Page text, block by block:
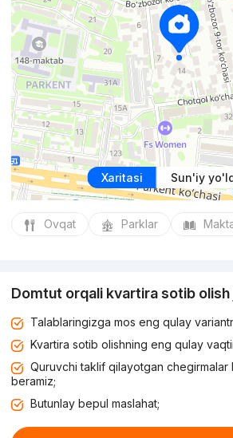
Xaritasi Sun'iy
Ovqat Parklar
Domtut orqali kvartira sotib olish
Talablaringizga mos eng qulay
Kvartira sotib olishning eng qulay
Quruvchi taklif qilayotgan chegirmalar
beramiz;
Butunlay bepul maslahat;